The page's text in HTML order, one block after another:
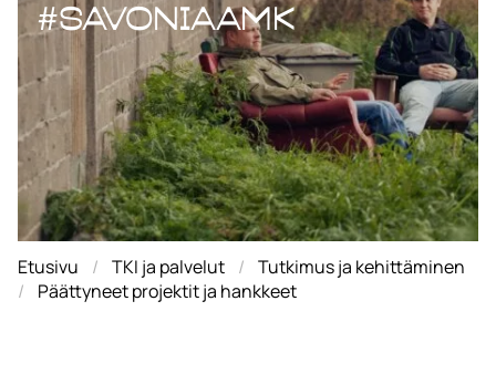
#savoniaAMK
Etusivu TKI ja palvelut
Tutkimus ja kehittäminen
Päättyneet projektit ja hankkeet